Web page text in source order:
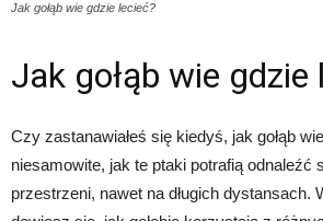
Jak gołąb wie gdzie lecieć?
Jak gołąb wie gdzie
Czy zastanawiałeś się kiedyś, jak gołąb
niesamowite, jak te ptaki potrafią odnaleźć
przestrzeni, nawet na długich dystansach.